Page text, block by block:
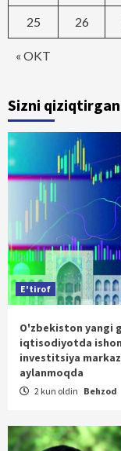
« OKT
25 26
Sizni
E'tirof
O'zbekiston yangi
iqtisodiyotda
investitsiya
aylanmoqda
2 kun oldin Behzod